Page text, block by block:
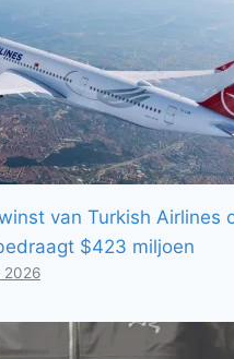
van Turkish Airlines
​​$423 miljoen
2026